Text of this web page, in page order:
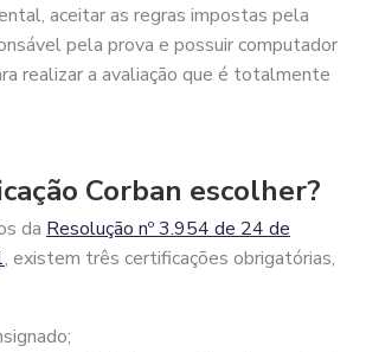
aceitar as regras impostas pela
pela prova e possuir computador
realizar a avaliação que é totalmente
Corban escolher?
da Resolução nº 3.954 de 24 de
, existem três certificações obrigatórias,